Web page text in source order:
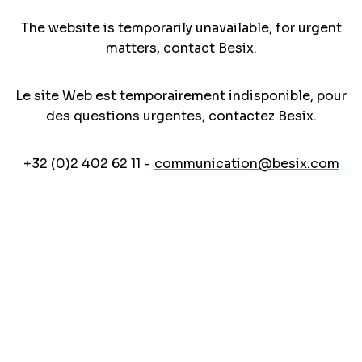
The website is temporarily unavailable, for urgent
matters, contact Besix.
Le site Web est temporairement indisponible, pour
des questions urgentes, contactez Besix.
+32 (0)2 402 62 11 - communication@besix.com